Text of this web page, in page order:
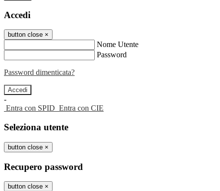
Accedi
button close ×
Nome Utente
Password
Password dimenticata?
-
Entra con SPID Entra con CIE
Seleziona utente
button close ×
Recupero password
button close ×